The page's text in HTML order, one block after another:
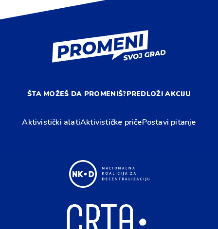
ŠTA MOŽEŠ DA PROMENIŠ?PREDLOŽI AKCIJU
Aktivistički alatiAktivističke pričePostavi pitanje